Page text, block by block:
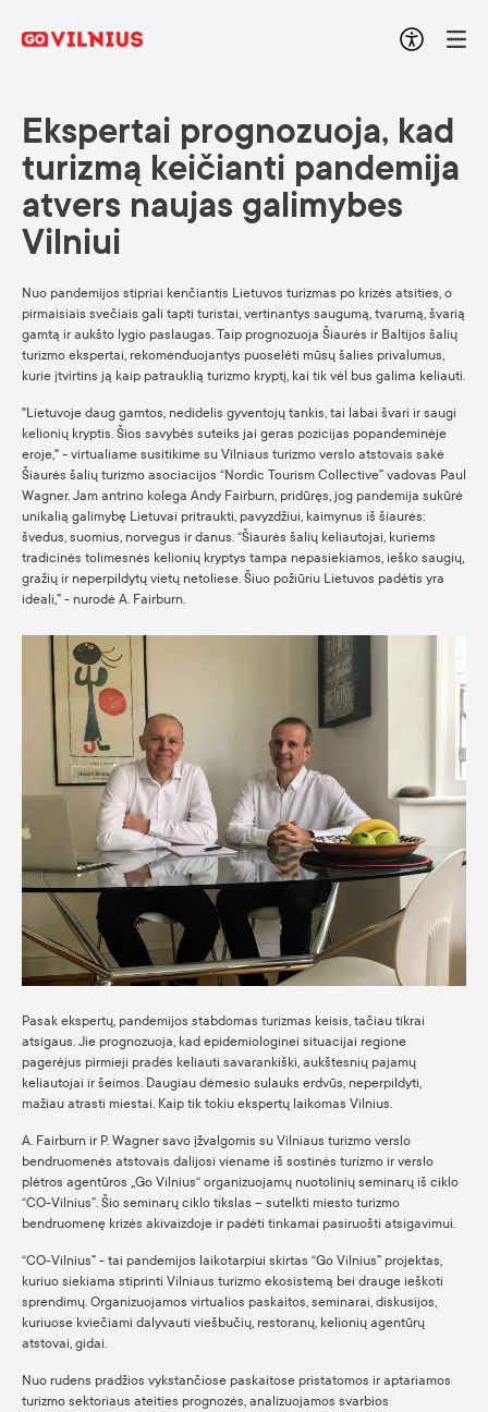
Ekspertai prognozuoja, kad
turizmą keičianti pandemija
atvers naujas galimybes
Vilniui
Nuo pandemijos stipriai kenčiantis Lietuvos turizmas po krizės atsities, o
pirmaisiais svečiais gali tapti turistai, vertinantys saugumą, tvarumą, švarią
gamtą ir aukšto lygio paslaugas. Taip prognozuoja Šiaurės ir Baltijos šalių
turizmo ekspertai, rekomenduojantys puoselėti mūsų šalies privalumus,
kurie įtvirtins ją kaip patrauklią turizmo kryptį, kai tik vėl bus galima keliauti.
"Lietuvoje daug gamtos, nedidelis gyventojų tankis, tai labai švari ir saugi
kelionių kryptis. Šios savybės suteiks jai geras pozicijas popandeminėje
eroje," - virtualiame susitikime su Vilniaus turizmo verslo atstovais sakė
Šiaurės šalių turizmo asociacijos “Nordic Tourism Collective” vadovas Paul
Wagner. Jam antrino kolega Andy Fairburn, pridūręs, jog pandemija sukūrė
unikalią galimybę Lietuvai pritraukti, pavyzdžiui, kaimynus iš šiaurės:
švedus, suomius, norvegus ir danus. “Šiaurės šalių keliautojai, kuriems
tradicinės tolimesnės kelionių kryptys tampa nepasiekiamos, ieško saugių,
gražių ir neperpildytų vietų netoliese. Šiuo požiūriu Lietuvos padėtis yra
ideali,” - nurodė A. Fairburn.
Pasak ekspertų, pandemijos stabdomas turizmas keisis, tačiau tikrai
atsigaus. Jie prognozuoja, kad epidemiologinei situacijai regione
pagerėjus pirmieji pradės keliauti savarankiški, aukštesnių pajamų
keliautojai ir šeimos. Daugiau dėmesio sulauks erdvūs, neperpildyti,
mažiau atrasti miestai. Kaip tik tokiu ekspertų laikomas Vilnius.
A. Fairburn ir P. Wagner savo įžvalgomis su Vilniaus turizmo verslo
bendruomenės atstovais dalijosi viename iš sostinės turizmo ir verslo
plėtros agentūros „Go Vilnius“ organizuojamų nuotolinių seminarų iš ciklo
“CO-Vilnius”. Šio seminarų ciklo tikslas – sutelkti miesto turizmo
bendruomenę krizės akivaizdoje ir padėti tinkamai pasiruošti atsigavimui.
“CO-Vilnius” - tai pandemijos laikotarpiui skirtas “Go Vilnius” projektas,
kuriuo siekiama stiprinti Vilniaus turizmo ekosistemą bei drauge ieškoti
sprendimų. Organizuojamos virtualios paskaitos, seminarai, diskusijos,
kuriuose kviečiami dalyvauti viešbučių, restoranų, kelionių agentūrų
atstovai, gidai.
Nuo rudens pradžios vykstančiose paskaitose pristatomos ir aptariamos
turizmo sektoriaus ateities prognozės, analizuojamos svarbios